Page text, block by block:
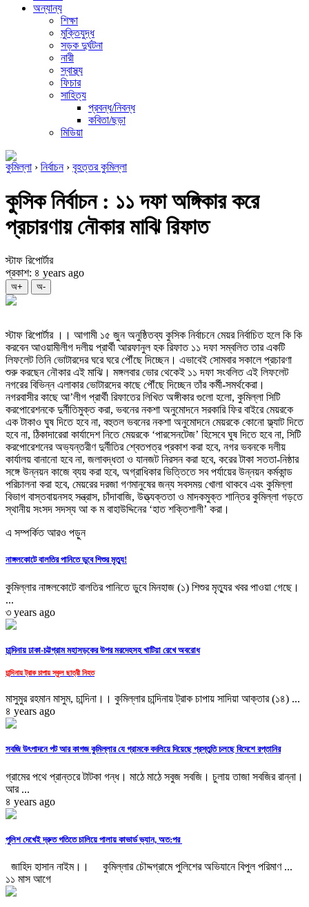
অন্যান্য
শিক্ষা
মুক্তিযুদ্ধ
সড়ক দুর্ঘটনা
নারী
স্বাস্থ্য
ফিচার
সাহিত্য
প্রবন্ধ/নিবন্ধ
কবিতা/ছড়া
মিডিয়া
কুমিল্লা › নির্বাচন› বৃহত্তর কুমিল্লা
কুসিক নির্বাচন : ১১ দফা অঙ্গিকার করে
প্রচারণায় নৌকার মাঝি রিফাত
স্টাফ রিপোর্টার
প্রকাশ: ৪ years ago
অ+ অ-
স্টাফ রিপোর্টার ।। আগামী ১৫ জুন অনুষ্ঠিতব্য কুসিক নির্বাচনে মেয়র নির্বাচিত হলে কি কি
করবেন আওয়ামীলীগ দলীয় প্রার্থী আরফানুল হক রিফাত ১১ দফা সম্বলিত তার একটি
লিফলেট তিনি ভোটারদের ঘরে ঘরে পৌঁছে দিচ্ছেন। এভাবেই সোমবার সকালে প্রচারণা
শুরু করছেন নৌকার এই মাঝি। মঙ্গলবার ভোর থেকেই ১১ দফা সংবলিত এই লিফলেট
নগরের বিভিন্ন এলাকার ভোটারদের কাছে পৌঁছে দিচ্ছেন তাঁর কর্মী-সমর্থকেরা।
নগরবাসীর কাছে আ’লীগ প্রার্থী রিফাতের লিখিত অঙ্গীকার গুলো হলো, কুমিল্লা সিটি
করপোরেশনকে দুর্নীতিমুক্ত করা, ভবনের নকশা অনুমোদনে সরকারি ফির বাইরে মেয়রকে
এক টাকাও ঘুষ দিতে হবে না, বহুতল ভবনের নকশা অনুমোদনে মেয়রকে কোনো ফ্ল্যাট দিতে
হবে না, ঠিকাদারেরা কার্যাদেশ নিতে মেয়রকে ‘পারসেনটেজ’ হিসেবে ঘুষ দিতে হবে না, সিটি
করপোরেশনের অভ্যন্তরীণ দুর্নীতির শ্বেতপত্র প্রকাশ করা হবে, নগর ভবনকে দলীয়
কার্যালয় বানানো হবে না, জলাবদ্ধতা ও যানজট নিরসন করা হবে, করের টাকা সততা-নিষ্ঠার
সঙ্গে উন্নয়ন কাজে ব্যয় করা হবে, অগ্রাধিকার ভিত্তিতে সব পর্যায়ের উন্নয়ন কর্মকান্ড
পরিচালনা করা হবে, মেয়রের দরজা গণমানুষের জন্য সবসময় খোলা থাকবে এবং কুমিল্লা
বিভাগ বাস্তবায়নসহ সন্ত্রাস, চাঁদাবাজি, উত্ত্যক্ততা ও মাদকমুক্ত শান্তির কুমিল্লা গড়তে
স্থানীয় সংসদ সদস্য আ ক ম বাহাউদ্দিনের ‘হাত শক্তিশালী’ করা।
এ সম্পর্কিত আরও পড়ুন
নাঙ্গলকোটে বালতির পানিতে ডুবে শিশুর মৃত্যু!
কুমিল্লার নাঙ্গলকোটে বালতির পানিতে ডুবে মিনহাজ (১) শিশুর মৃত্যুর খবর পাওয়া গেছে।
...
৩ years ago
চান্দিনায় ঢাকা-চট্টগ্রাম মহাসড়কের উপর মরদেহসহ খাটিয়া রেখে অবরোধ
চান্দিনায় ট্রাক চাপায় স্কুল ছাত্রী নিহত
মাসুমুর রহমান মাসুম, চান্দিনা।। কুমিল্লার চান্দিনায় ট্রাক চাপায় সাদিয়া আক্তার (১৪) ...
৪ years ago
সবজি উৎপাদনে পট আর কাগজ কুমিল্লার যে গ্রামকে বদলিয়ে দিয়েছে প্রস্তুতি চলছে বিদেশে রপ্তানির
গ্রামের পথে প্রান্তরে টাটকা গন্ধ। মাঠে মাঠে সবুজ সবজি। চুলায় তাজা সবজির রান্না।
আর ...
৪ years ago
পুলিশ দেখেই দ্রুত গতিতে চালিয়ে পালায় কাভার্ড ভ্যান, অত:পর
জাহিদ হাসান নাইম।। কুমিল্লার চৌদ্দগ্রামে পুলিশের অভিযানে বিপুল পরিমাণ ...
১১ মাস আগে